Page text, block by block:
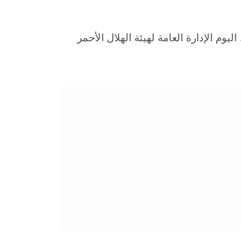
الإدارة العامة لهيئة الهلال الأحمر